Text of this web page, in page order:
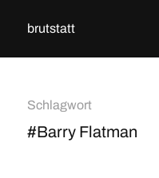
brutstatt
Schlagwort
#Barry Flatman